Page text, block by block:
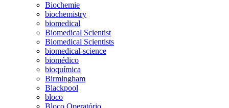
Biochemie
biochemistry
biomedical
Biomedical Scientist
Biomedical Scientists
biomedical-science
biomédico
bioquímica
Birmingham
Blackpool
bloco
Bloco Operatório